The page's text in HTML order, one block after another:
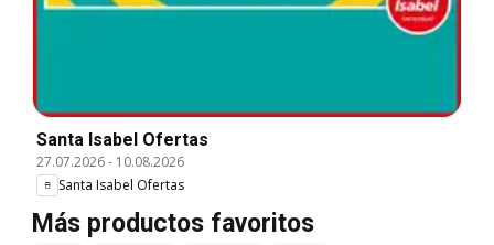
Santa Isabel Ofertas
27.07.2026- 10.08.2026
Santa Isabel Ofertas
Más productos favoritos